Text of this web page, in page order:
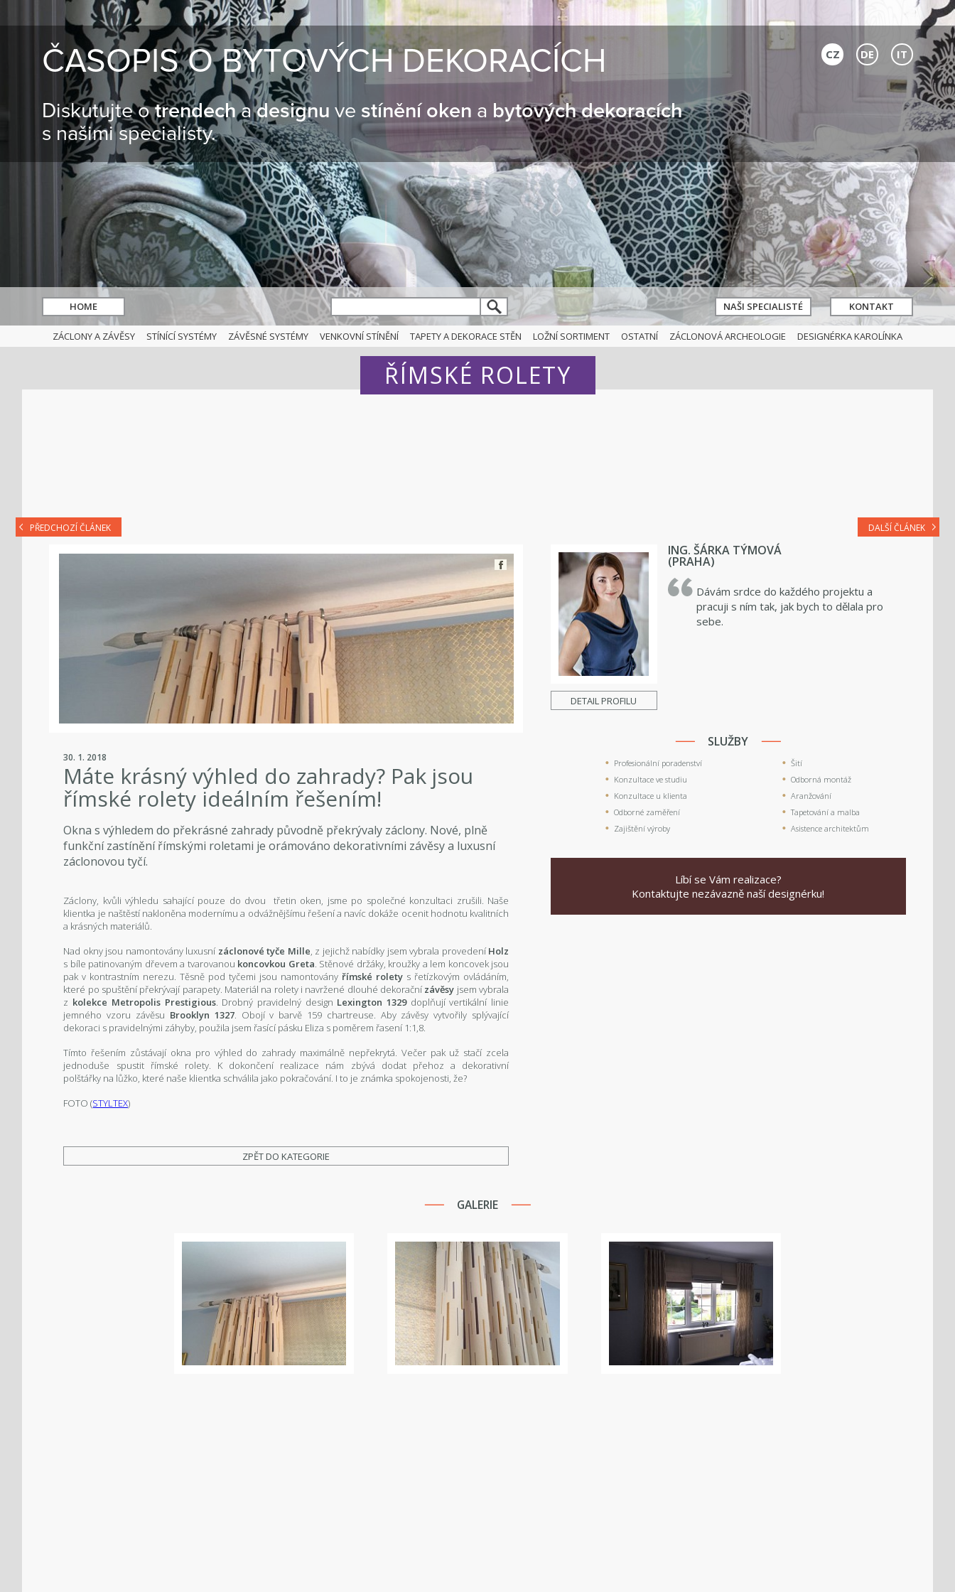
ČASOPIS O BYTOVÝCH DEKORACÍCH
Diskutujte otrendechadesignu ve stínění oken a bytových dekoracích
s našimi specialisty.
CZ DE IT
HOME NAŠI SPECIALISTÉ KONTAKT
ZÁCLONY A ZÁVĚSY STÍNÍCÍ SYSTÉMY ZÁVĚSNÉ SYSTÉMY VENKOVNÍ STÍNĚNÍ TAPETY A DEKORACE STĚN LOŽNÍ SORTIMENT OSTATNÍ ZÁCLONOVÁ ARCHEOLOGIE DESIGNÉRKA KAROLÍNKA
ŘÍMSKÉ ROLETY
PŘEDCHOZÍ ČLÁNEK DALŠÍ ČLÁNEK
30. 1. 2018
Máte krásný výhled do zahrady? Pak jsou
římské rolety ideálním řešením!
Okna s výhledem do překrásné zahrady původně překrývaly záclony. Nové, plně
funkční zastínění římskými roletami je orámováno dekorativními závěsy a luxusní
záclonovou tyčí.
Záclony, kvůli výhledu sahající pouze do dvou třetin oken, jsme po společné konzultaci zrušili. Naše
klientka je naštěstí nakloněna modernímu a odvážnějšímu řešení a navíc dokáže ocenit hodnotu kvalitních
a krásných materiálů.
Nad okny jsou namontovány luxusní záclonové tyče Mille, z jejichž nabídky jsem vybrala provedeníHolz
s bíle patinovaným dřevem a tvarovanou koncovkou Greta. Stěnové držáky, kroužky a lem koncovek jsou
pak v kontrastním nerezu. Těsně pod tyčemi jsou namontovány římské rolety s řetízkovým ovládáním,
které po spuštění překrývají parapety. Materiál na rolety i navržené dlouhé dekoračnízávěsy jsem vybrala
z kolekce Metropolis Prestigious. Drobný pravidelný design Lexington 1329doplňují vertikální linie
jemného vzoru závěsu Brooklyn 1327. Obojí v barvě 159 chartreuse. Aby závěsy vytvořily splývající
dekoraci s pravidelnými záhyby, použila jsem řasící pásku Eliza s poměrem řasení 1:1,8.
Tímto řešením zůstávají okna pro výhled do zahrady maximálně nepřekrytá. Večer pak už stačí zcela
jednoduše spustit římské rolety. K dokončení realizace nám zbývá dodat přehoz a dekorativní
polštářky na lůžko, které naše klientka schválila jako pokračování. I to je známka spokojenosti, že?
FOTO (STYLTEX)
ZPĚT DO KATEGORIE
DETAIL PROFILU
ING. ŠÁRKA TÝMOVÁ
(PRAHA)
Dávám srdce do každého projektu a
pracuji s ním tak, jak bych to dělala pro
sebe.
SLUŽBY
Profesionální poradenství
Konzultace ve studiu
Konzultace u klienta
Odborné zaměření
Zajištění výroby
Šití
Odborná montáž
Aranžování
Tapetování a malba
Asistence architektům
Líbí se Vám realizace?
Kontaktujte nezávazně naší designérku!
GALERIE